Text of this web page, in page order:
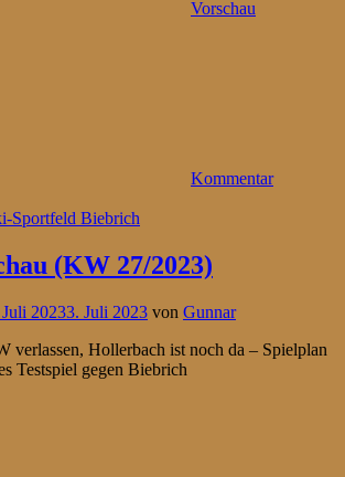
Vorschau
Kommentar
(KW 27/2023)
20233. Juli 2023 von Gunnar
verlassen, Hollerbach ist noch da – Spielplan
Testspiel gegen Biebrich